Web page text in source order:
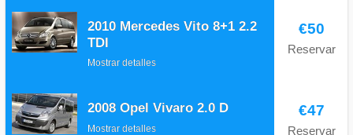
2010 Mercedes Vito 8+1 2.2
TDI
Mostrar detalles
€50
Reservar
2008 Opel Vivaro 2.0 D
Mostrar detalles
€47
Reservar